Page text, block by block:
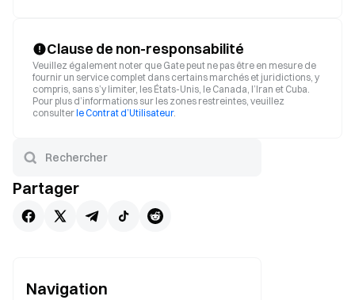
Clause de non-responsabilité
Veuillez également noter que Gate peut ne pas être en mesure de
fournir un service complet dans certains marchés et juridictions, y
compris, sans s’y limiter, les États-Unis, le Canada, l’Iran et Cuba.
Pour plus d’informations sur les zones restreintes, veuillez
consulterle Contrat d’Utilisateur.
Partager
Navigation